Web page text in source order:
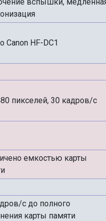
Canon HF-DC1
пикселей, 30 кадров/с
емкостью карты
с до полного
карты памяти